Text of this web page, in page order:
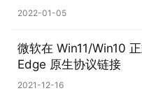
1
1
2022-01-05
微软在 Win11/Win10
Edge 原生协议链接
2021-12-16